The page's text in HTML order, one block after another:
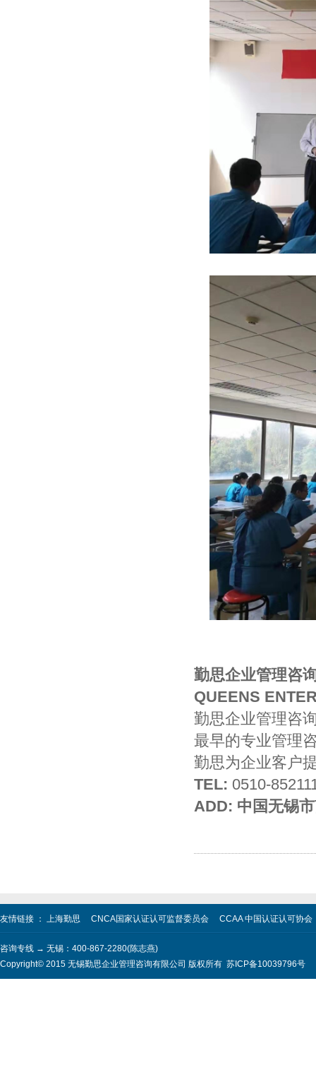
勤思企业管理咨
QUEENS
勤思企业管理咨
最早的专业管理
勤思为企业客户
TEL: 0510-
ADD: 中国无锡
友情链接 ： 上海勤思 CNCA国家认证认可监督委员会 CCAA 中国认证认可协会
咨询专线 → 无锡：400-867-2280(陈志燕)
Copyright© 2015 无锡勤思企业管理咨询有限公司 版权所有 苏ICP备10039796号